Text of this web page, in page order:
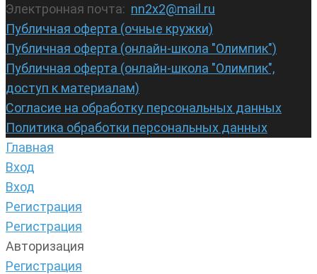
Электронная почта: nn2x2@mail.ru
Публичная оферта (очные кружки)
Публичная оферта (онлайн-школа "Олимпик")
Публичная оферта (онлайн-школа "Олимпик",
доступ к материалам)
Согласие на обработку персональных данных
Политика обработки персональных данных
Главная
Вход
Вход
Регистрация
Регистрация
Авторизация
Регистрация